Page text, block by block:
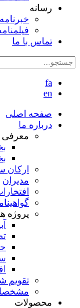
رسانه
خبرنامه
تماس با ما
fa
en
صفحه اصلی
درباره ما
ارکان
مدیران
پروژه
تقویم
محصولات